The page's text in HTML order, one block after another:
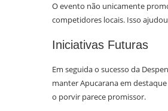
O evento não unicamente
competidores locais. Isso
Iniciativas Futuras
Em seguida o sucesso da
manter Apucarana em
o porvir parece promissor.